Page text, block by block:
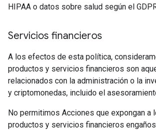
HIPAA o datos sobre salud según el
Servicios financieros
A los efectos de esta política,
productos y servicios financieros son
relacionados con la administración o la
y criptomonedas, incluido el
No permitimos Acciones que expongan a
productos y servicios financieros